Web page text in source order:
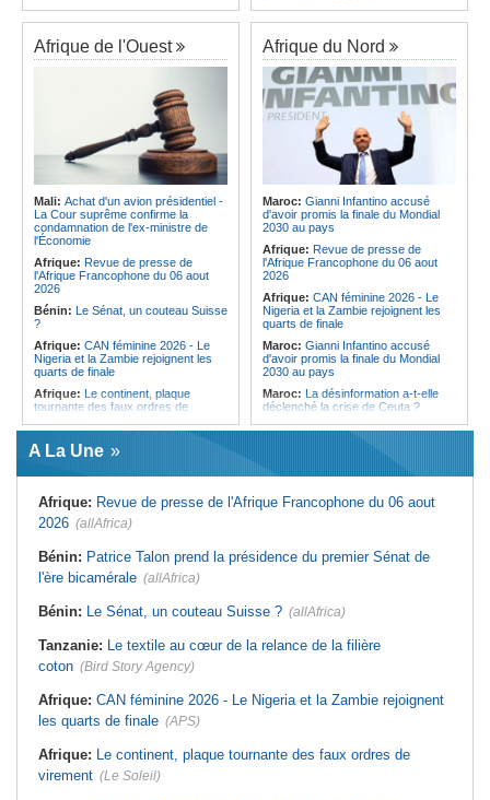
Afrique:La Cour international de
justice fixe le calendrier de la
Visite du Président de la
République et de la Première Dame
à Yamoussoukro
Afrique:L'Angola participe à la 21e
réunion du Partenariat Afrique-
Monde arabe au Caire
Gabon:Quand une tribune redonne
espoir - Le témoignage bouleversant
du Dr Alphonse Louma Eyougha
Congo-Kinshasa: Plan stratégique
triennal 2026-2028 - L'IGF place la
digitalisation au coeur des réformes
Soudan:Le pays échange avec le
président de l'UA sur l'évolution de la
situation et la visite du Conseil de
paix à Khartoum
Ethiopie: Addis-Abeba - L'église
d'Afrique lance officiellement son
'cheminement' vers la grande
Assemblée de 2028
Afrique de l'Est:Le pari du régime
érythréen - Pousser le Tigray vers
une zone tampon dans le cadre
d'une nouvelle guerre par
procuration
Ethiopie:Le Premier ministre Abiy
inaugure le nouveau terminal de
l'aéroport international de Bahir Dar
Afrique:
La Croix-Rouge
mobilisation accrue des ressources
locales en Afrique
Afrique de l'Ouest
Mali: Achat d'un avion présidentiel -
La Cour suprême confirme la
condamnation de l'ex-ministre de
l'Économie
Afrique: Revue de presse de
l'Afrique Francophone du 06 aout
2026
Bénin: Le Sénat, un couteau Suisse
?
Afrique: CAN féminine 2026 - Le
Nigeria et la Zambie rejoignent les
quarts de finale
Afrique: Le continent, plaque
tournante des faux ordres de
Guinée:
assume les fonctions présidentielles
Ghana:John Dramani en Jamaïque
l'esclavage
Sénégal:Banque mondiale - 340
priorités du pays
Mali: Achat d'un avion présidentiel -
La Cour suprême confirme la
l'Économie
France la restitution du crâne de
Bokar Biro et de trois de ses
proches
Afrique du Nord
Maroc: Gianni Infantino accusé
d'avoir promis la finale du Mondial
2030 au pays
Afrique: Revue de presse de
l'Afrique Francophone du 06 aout
2026
Afrique: CAN féminine 2026 - Le
Nigeria et la Zambie rejoignent les
quarts de finale
Maroc: Gianni Infantino accusé
d'avoir promis la finale du Mondial
2030 au pays
Maroc: La désinformation a-t-elle
déclenché la crise de Ceuta ?
Afrique:L'essor historique de
Algérie:France - L'affaire Mehdi
policière contre le narcotrafic
Monde arabe au Caire
Tunisie: Une maison entièrement
rétablissement du courant
A La Une
Afrique: Revue de presse de l'Afrique Francophone du 06 aout
2026 (allAfrica)
Bénin: Patrice Talon prend la présidence du premier Sénat de
l'ère bicamérale (allAfrica)
Bénin: Le Sénat, un couteau Suisse ? (allAfrica)
Tanzanie: Le textile au cœur de la relance de la filière
coton (Bird Story Agency)
Afrique: CAN féminine 2026 - Le Nigeria et la Zambie rejoignent
les quarts de finale (APS)
Afrique: Le continent, plaque tournante des faux ordres de
virement (Le Soleil)